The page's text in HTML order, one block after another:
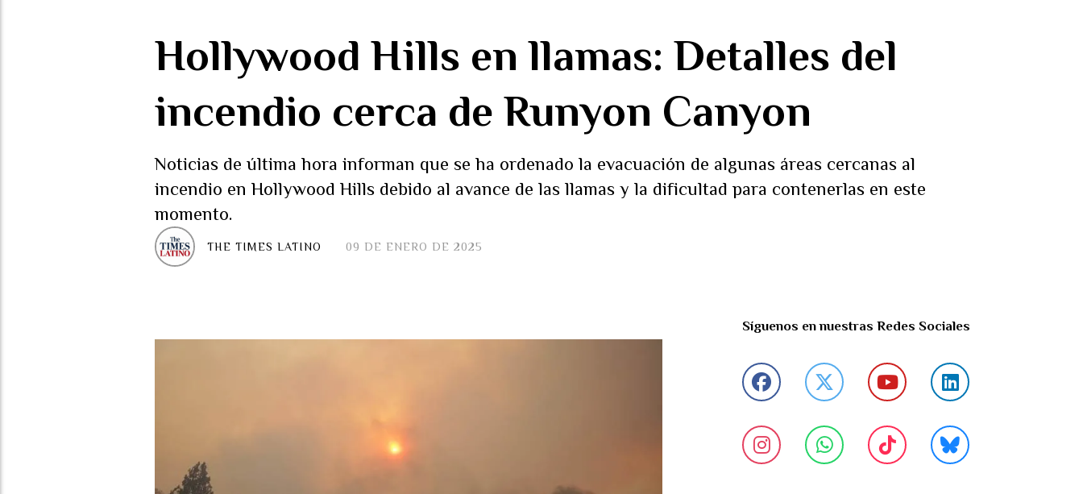
Hollywood Hills en llamas: Detalles del
incendio cerca de Runyon Canyon
Noticias de última hora informan que se ha ordenado la evacuación de algunas áreas cercanas al
incendio en Hollywood Hills debido al avance de las llamas y la dificultad para contenerlas en este
momento.
09 DE ENERO DE 2025
THE TIMES LATINO
Síguenos en nuestras Redes Sociales